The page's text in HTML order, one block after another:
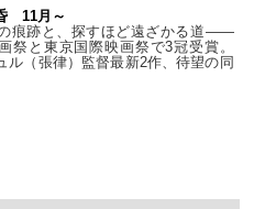
11月～
痕跡と、探すほど遠ざかる道——
祭と東京国際映画祭で3冠受賞。
ル（張律）監督最新2作、待望の同